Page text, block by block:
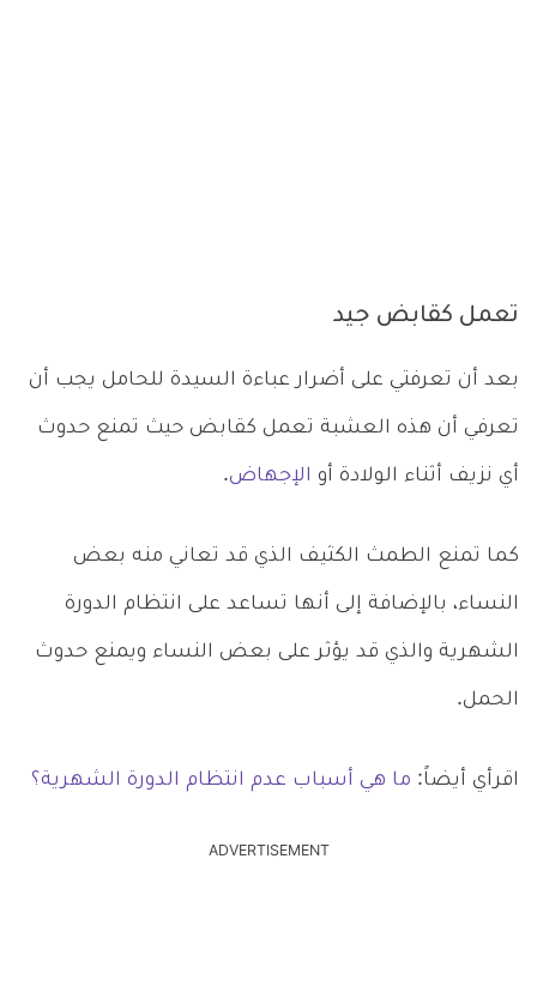
تعمل كقابض جيد
بعد أن تعرفتي على أضرار عباءة السيدة للحامل يجب أن
تعرفي أن هذه العشبة تعمل كقابض حيث تمنع حدوث
أي نزيف أثناء الولادة أو الإجهاض.
كما تمنع الطمث الكثيف الذي قد تعاني منه بعض
النساء، بالإضافة إلى أنها تساعد على انتظام الدورة
الشهرية والذي قد يؤثر على بعض النساء ويمنع حدوث
الحمل.
اقرأي أيضاً: ما هي أسباب عدم انتظام الدورة الشهرية؟
ADVERTISEMENT